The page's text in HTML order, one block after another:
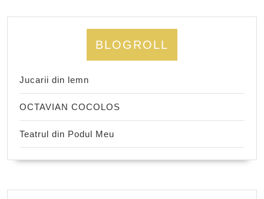
BLOGROLL
Jucarii din lemn
OCTAVIAN COCOLOS
Teatrul din Podul Meu